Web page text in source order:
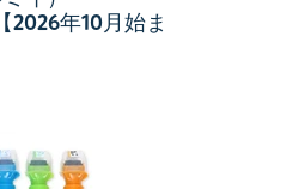
2026年10月始ま